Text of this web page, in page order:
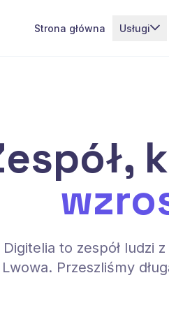
Strona główna Usługi
Digitelia to zespół ludzi
Lwowa. Przeszliśmy